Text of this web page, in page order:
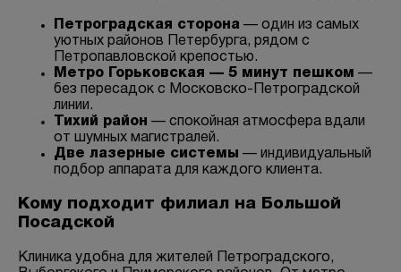
Петроградская сторона — один из самых
уютных районов Петербурга, рядом с
Петропавловской крепостью.
Метро Горьковская — 5 минут пешком —
без пересадок с Московско-Петроградской
линии.
Тихий район — спокойная атмосфера вдали
от шумных магистралей.
Две лазерные системы — индивидуальный
подбор аппарата для каждого клиента.
Кому подходит филиал на Большой
Посадской
Клиника удобна для жителей Петроградского,